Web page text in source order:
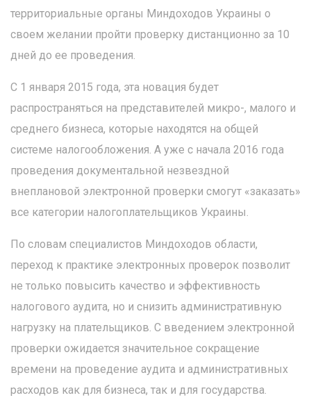
территориальные органы Миндоходов Украины о
своем желании пройти проверку дистанционно за 10
дней до ее проведения.
С 1 января 2015 года, эта новация будет
распространяться на представителей микро-, малого и
среднего бизнеса, которые находятся на общей
системе налогообложения. А уже с начала 2016 года
проведения документальной незвездной
внеплановой электронной проверки смогут «заказать»
все категории налогоплательщиков Украины.
По словам специалистов Миндоходов области,
переход к практике электронных проверок позволит
не только повысить качество и эффективность
налогового аудита, но и снизить административную
нагрузку на плательщиков. С введением электронной
проверки ожидается значительное сокращение
времени на проведение аудита и административных
расходов как для бизнеса, так и для государства.